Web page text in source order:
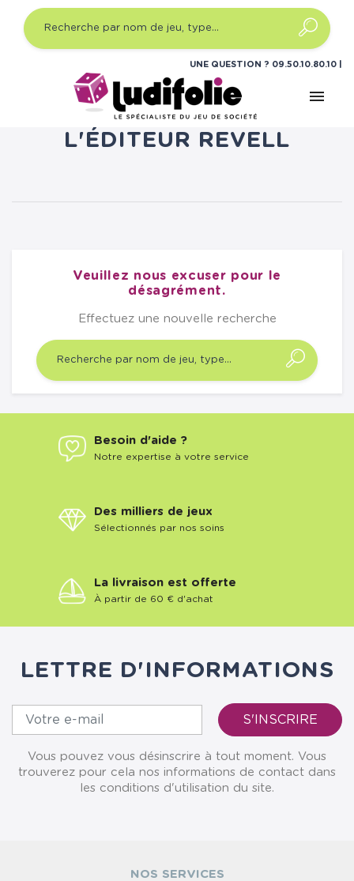
UNE QUESTION ? 09.50.10.80.10
menu
LISTE DES PRODUITS DE
L'ÉDITEUR REVELL
Veuillez nous excuser pour le
désagrément.
Effectuez une nouvelle recherche
Besoin d'aide ?
Notre expertise à votre service
Des milliers de jeux
Sélectionnés par nos soins
La livraison est offerte
À partir de 60 € d'achat
LETTRE D'INFORMATIONS
Vous pouvez vous désinscrire à tout moment. Vous
trouverez pour cela nos informations de contact dans
les conditions d'utilisation du site.
NOS SERVICES